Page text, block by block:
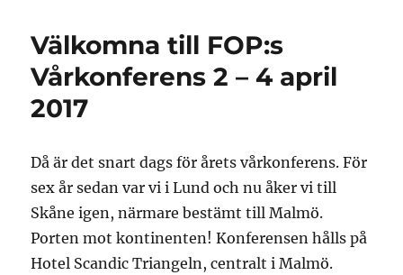
vårkonferens
i
Välkomna till FOP:s
Vårkonferens 2 – 4 april
2017
Då är det snart dags för årets vårkonferens. För
sex år sedan var vi i Lund och nu åker vi till
Skåne igen, närmare bestämt till Malmö.
Porten mot kontinenten! Konferensen hålls på
Hotel Scandic Triangeln, centralt i Malmö.